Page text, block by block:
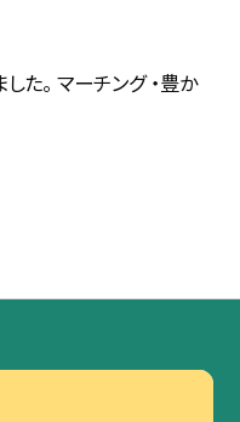
た。 マーチング ・豊か